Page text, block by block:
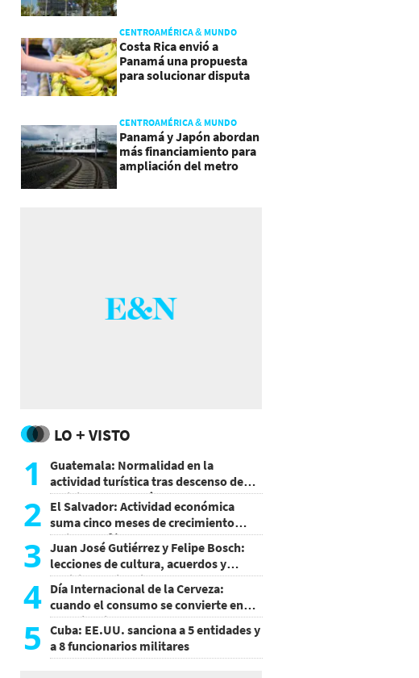
CENTROAMÉRICA & MUNDO
Costa Rica envió a
Panamá una propuesta
para solucionar disputa
CENTROAMÉRICA & MUNDO
Panamá y Japón abordan
más financiamiento para
ampliación del metro
LO + VISTO
1
Guatemala: Normalidad en la
actividad turística tras descenso de
actividad del volcán de Fuego
2 El Salvador: Actividad económica
suma cinco meses de crecimiento
arriba de 4%
3 Juan José Gutiérrez y Felipe Bosch:
lecciones de cultura, acuerdos y
decisiones sin miedo
4 Día Internacional de la Cerveza:
cuando el consumo se convierte en
experiencia
5
Cuba: EE.UU. sanciona a 5 entidades y
a 8 funcionarios militares